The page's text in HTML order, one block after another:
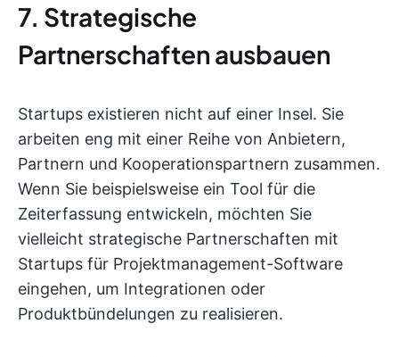
7. Strategische
Partnerschaften ausbauen
Startups existieren nicht auf einer Insel. Sie
arbeiten eng mit einer Reihe von Anbietern,
Partnern und Kooperationspartnern zusammen.
Wenn Sie beispielsweise ein Tool für die
Zeiterfassung entwickeln, möchten Sie
vielleicht strategische Partnerschaften mit
Startups für Projektmanagement-Software
eingehen, um Integrationen oder
Produktbündelungen zu realisieren.